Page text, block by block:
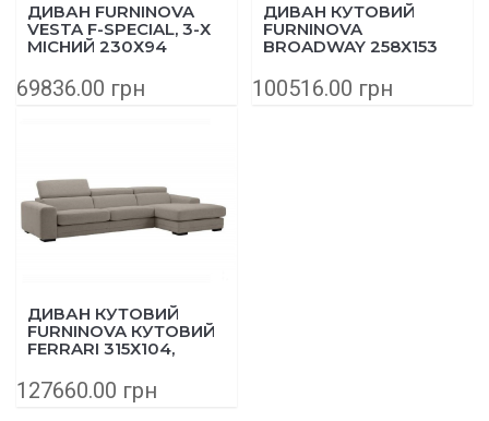
ДИВАН FURNINOVA
VESTA F-SPECIAL, 3-Х
МІСНИЙ 230Х94
БЕЖЕВИЙ
69836.00 грн
ДИВАН КУТОВИЙ
FURNINOVA
BROADWAY 258Х153
100516.00 грн
ДИВАН КУТОВИЙ
FURNINOVA КУТОВИЙ
FERRARI 315Х104,
БЕЖЕВИЙ
127660.00 грн